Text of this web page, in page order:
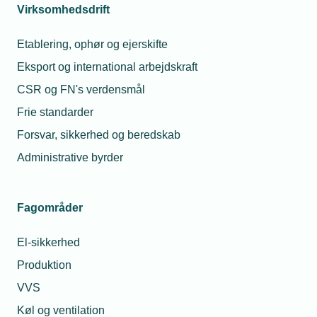
Virksomhedsdrift
Etablering, ophør og ejerskifte
Eksport og international arbejdskraft
CSR og FN's verdensmål
Frie standarder
Forsvar, sikkerhed og beredskab
Administrative byrder
Fagområder
El-sikkerhed
Produktion
VVS
Køl og ventilation
af varmekundens engangsbetaling til
energitjenesteleverandøren ved installation af
varmepumpen.
Energistyrelsen om
Erhvervsstyrelsens værktøj
fjernvarmeområder